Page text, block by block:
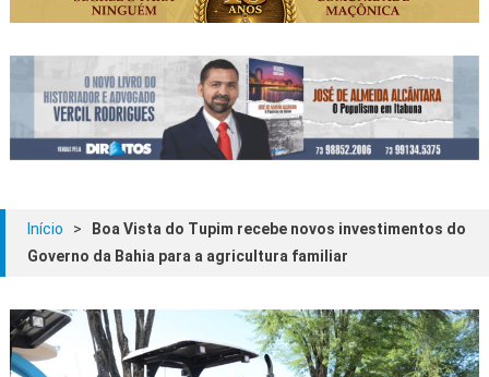
Início >
Boa Vista do Tupim recebe novos investimentos do
Governo da Bahia para a agricultura familiar